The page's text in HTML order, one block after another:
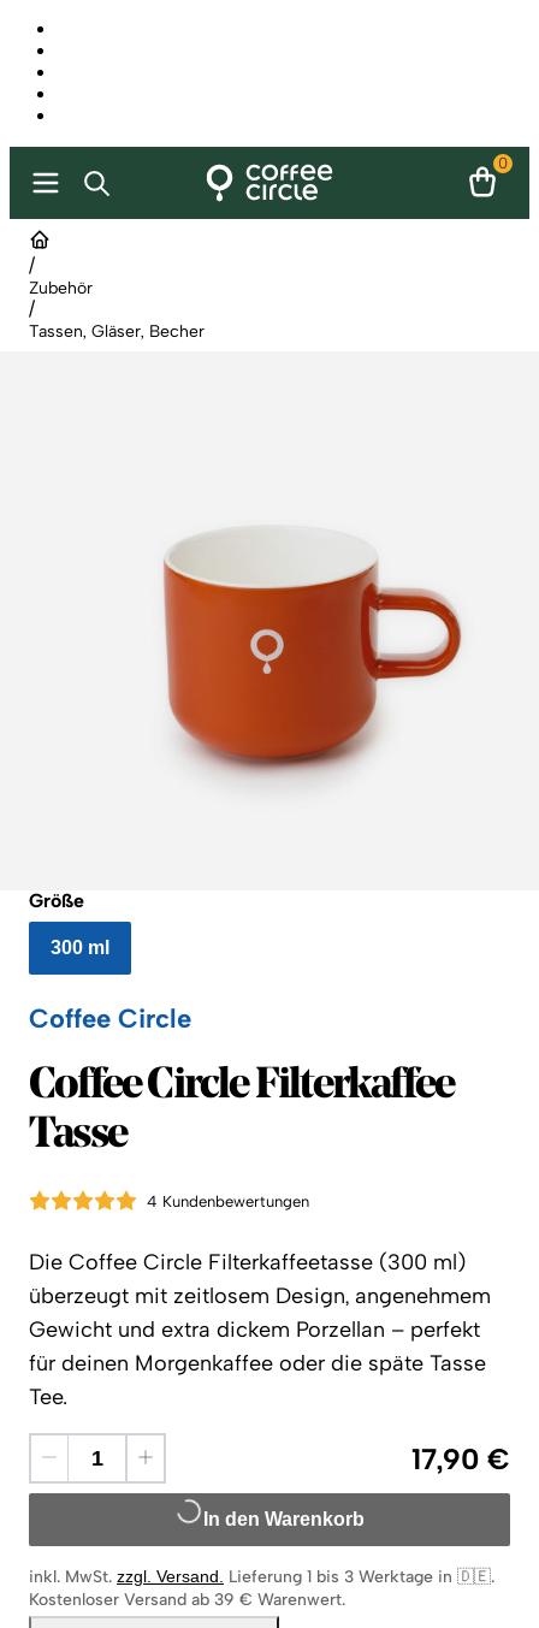
0
/
Zubehör
/
Tassen, Gläser, Becher
Größe
300 ml
Coffee Circle
Coffee Circle
Coffee Circle Filterkaffee
Tasse
4 Kundenbewertungen
Die Coffee Circle Filterkaffeetasse (300 ml)
überzeugt mit zeitlosem Design, angenehmem
Gewicht und extra dickem Porzellan – perfekt
für deinen Morgenkaffee oder die späte Tasse
Tee.
17,90 €
In den Warenkorb
inkl. MwSt. zzgl. Versand. Lieferung 1 bis 3 Werktage in 🇩🇪.
Kostenloser Versand ab 39 € Warenwert.